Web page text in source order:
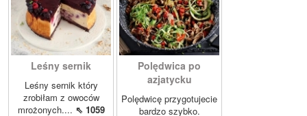
Leśny sernik
Leśny sernik który
zrobiłam z owoców
mrożonych.... ⇖ 1059
Polędwica po
azjatycku
Polędwicę przygotujecie
bardzo szybko.